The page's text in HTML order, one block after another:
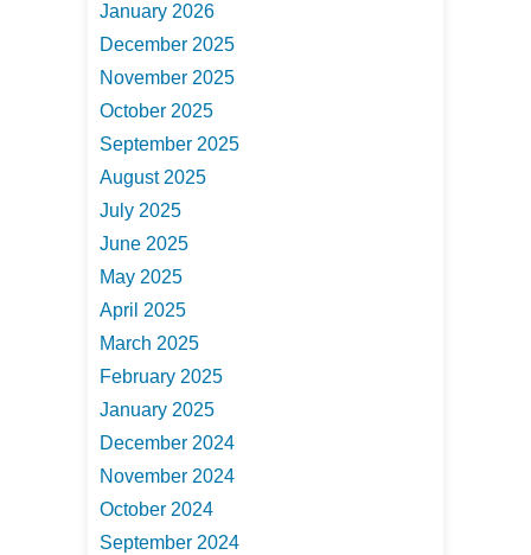
January 2026
December 2025
November 2025
October 2025
September 2025
August 2025
July 2025
June 2025
May 2025
April 2025
March 2025
February 2025
January 2025
December 2024
November 2024
October 2024
September 2024